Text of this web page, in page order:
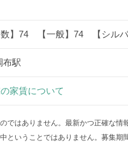
数】74 【一般】74 【シル
布駅
家賃について
ではありません。最新かつ正確な情
いうことではありません。募集期